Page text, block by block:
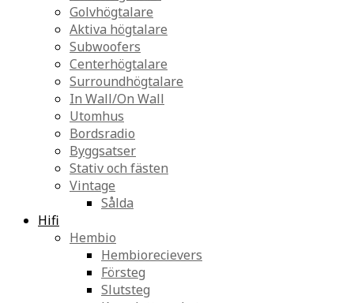
Golvhögtalare
Aktiva högtalare
Subwoofers
Centerhögtalare
Surroundhögtalare
In Wall/On Wall
Utomhus
Bordsradio
Byggsatser
Stativ och fästen
Vintage
Sålda
Hifi
Hembio
Hembiorecievers
Försteg
Slutsteg